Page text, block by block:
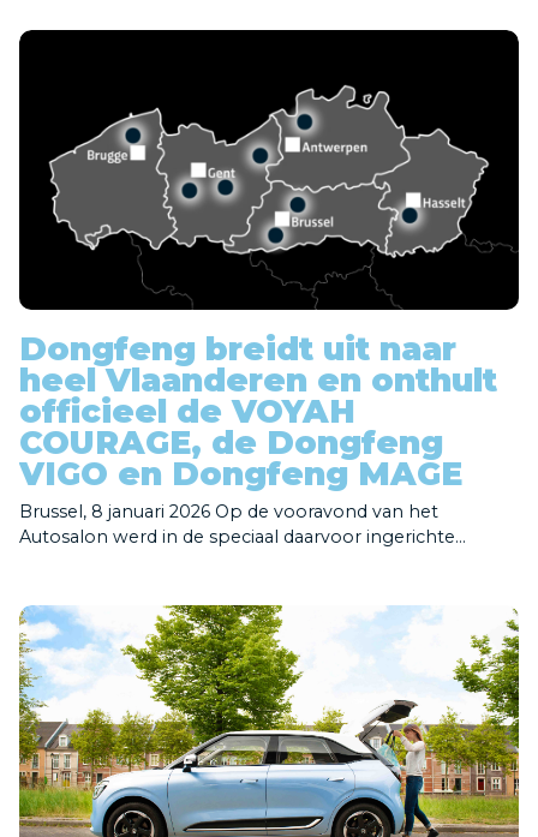
Dongfeng breidt uit naar
heel Vlaanderen en onthult
officieel de VOYAH
COURAGE, de Dongfeng
VIGO en Dongfeng MAGE
Brussel, 8 januari 2026 Op de vooravond van het
Autosalon werd in de speciaal daarvoor ingerichte...